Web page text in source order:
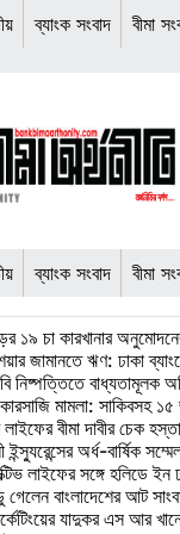
ব্যাংক সংবাদ বীমা
১৯ চা কারখানার
জামানতে ঋণ: ঢাকা
নিষ্পত্তিতে
মামলা: সাকিবসহ
বীমা দাবীর চেক
ইন্স্যুরেন্সের অর্ধ-বার্ষিক
লাইফের সঙ্গে হলিডে ইন
গেলেন বাংলাদেশের আট
যাদুকর এস আর
ব্যাংক সংবাদ বীমা